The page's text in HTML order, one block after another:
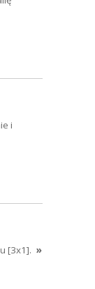
i
[3x1]. »